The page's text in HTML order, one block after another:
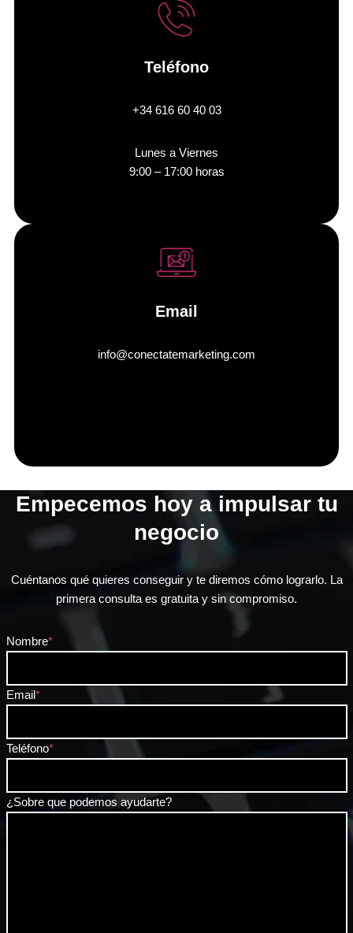
Teléfono
+34 616 60 40 03
Lunes a Viernes
9:00 – 17:00 horas
Email
info@conectatemarketing.com
Empecemos hoy a impulsar tu
negocio
Cuéntanos qué quieres conseguir y te diremos cómo lograrlo. La
primera consulta es gratuita y sin compromiso.
Nombre*
Email*
Teléfono*
¿Sobre que podemos ayudarte?